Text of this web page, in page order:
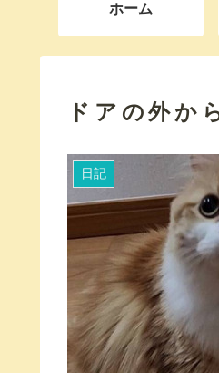
ホーム
ドアの外か
日記